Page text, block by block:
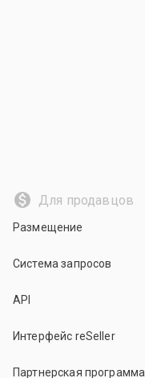
Для продавцов
Размещение
Система запросов
API
Интерфейс reSeller
Партнерская программа